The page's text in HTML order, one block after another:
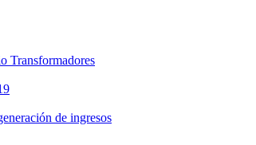
Transformadores
de ingresos